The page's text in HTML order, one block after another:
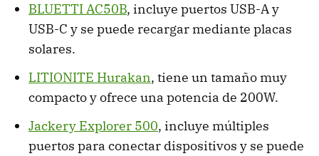
BLUETTI AC50B, incluye puertos USB-A y
USB-C y se puede recargar mediante placas
solares.
LITIONITE Hurakan, tiene un tamaño muy
compacto y ofrece una potencia de 200W.
Jackery Explorer 500, incluye múltiples
puertos para conectar dispositivos y se puede